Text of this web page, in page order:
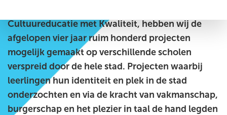
Cultuureducatie met Kwaliteit, hebben wij de
afgelopen vier jaar ruim honderd projecten
mogelijk gemaakt op verschillende scholen
verspreid door de hele stad. Projecten waarbij
leerlingen hun identiteit en plek in de stad
onderzochten en via de kracht van vakmanschap,
burgerschap en het plezier in taal de hand legden